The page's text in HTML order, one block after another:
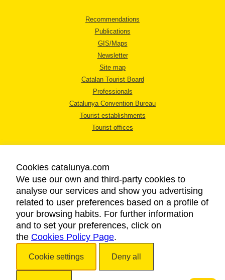
Recommendations
Publications
GIS/Maps
Newsletter
Site map
Catalan Tourist Board
Professionals
Catalunya Convention Bureau
Tourist establishments
Tourist offices
LEGAL NOTICE
PRIVACY POLICY
COOKIES POLICY
ACCESSIBILITY
Cookies catalunya.com
We use our own and third-party cookies to
analyse our services and show you advertising
related to user preferences based on a profile of
your browsing habits. For further information
and to set your preferences, click on
the Cookies Policy Page.
Cookie settings Deny all